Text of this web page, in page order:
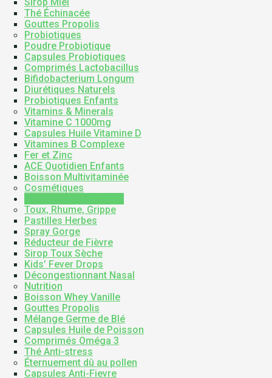
Thé Échinacée
Gouttes Propolis
Probiotiques
Poudre Probiotique
Capsules Probiotiques
Comprimés Lactobacillus
Bifidobacterium Longum
Diurétiques Naturels
Probiotiques Enfants
Vitamins & Minerals
Vitamine C 1000mg
Capsules Huile Vitamine D
Vitamines B Complexe
Fer et Zinc
ACE Quotidien Enfants
Boisson Multivitaminée
Cosmétiques
Toux, Rhume, Grippe
Pastilles Herbes
Spray Gorge
Réducteur de Fièvre
Sirop Toux Sèche
Kids’ Fever Drops
Décongestionnant Nasal
Nutrition
Boisson Whey Vanille
Gouttes Propolis
Mélange Germe de Blé
Capsules Huile de Poisson
Comprimés Oméga 3
Thé Anti-stress
Éternuement dû au pollen
Capsules Anti-Fievre